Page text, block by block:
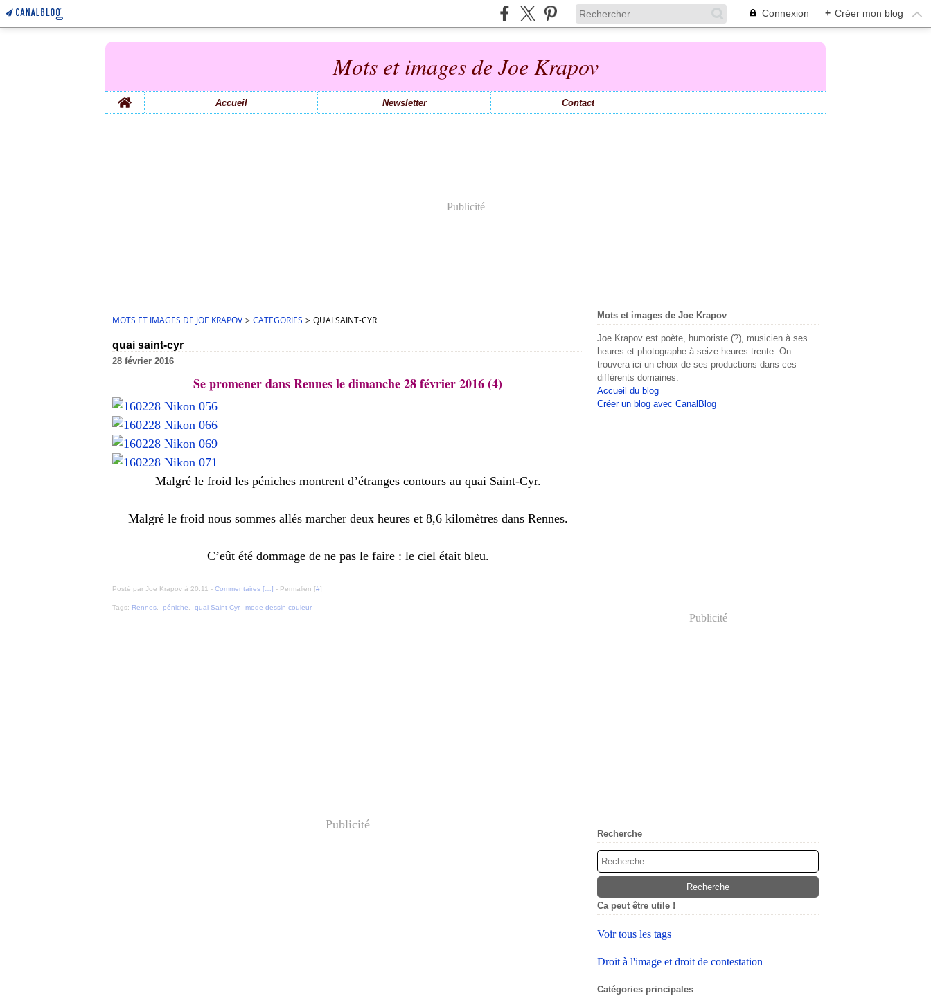
Connexion + Créer mon blog
Mots et images de Joe Krapov
Home
Accueil Newsletter Contact
Publicité
MOTS ET IMAGES DE JOE KRAPOV > CATEGORIES > QUAI SAINT-CYR
quai saint-cyr
28 février 2016
Se promener dans Rennes le dimanche 28 février 2016 (4)
Malgré le froid les péniches montrent d’étranges contours au quai Saint-Cyr.
Malgré le froid nous sommes allés marcher deux heures et 8,6 kilomètres dans Rennes.
C’eût été dommage de ne pas le faire : le ciel était bleu.
Posté par Joe Krapov à 20:11 - Commentaires [ ] - Permalien [#]
Tags: Rennes péniche quai Saint-Cyr, mode dessin couleur
Publicité
Mots et images de Joe Krapov
Joe Krapov est poète, humoriste (?), musicien à ses
heures et photographe à seize heures trente. On
trouvera ici un choix de ses productions dans ces
différents domaines.
Accueil du blog
Créer un blog avec CanalBlog
Publicité
Recherche
Ca peut être utile !
Voir tous les tags
Droit à l'image et droit de contestation
Catégories principales